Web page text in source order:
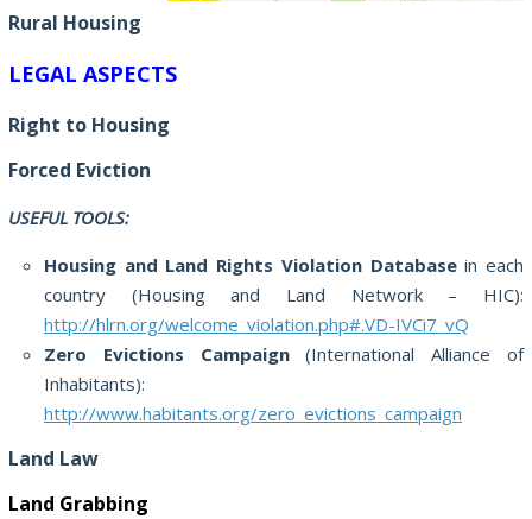
Rural Housing
LEGAL ASPECTS
Right to Housing
Forced Eviction
USEFUL TOOLS:
Housing and Land Rights Violation Databasein each
country (Housing and Land Network – HIC):
http://hlrn.org/welcome_violation.php#.VD-IVCi7_vQ
Zero Evictions Campaign(International Alliance of
Inhabitants):
http://www.habitants.org/zero_evictions_campaign
Land Law
Land Grabbing